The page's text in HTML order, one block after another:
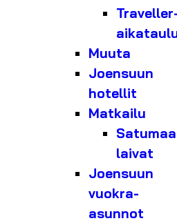
Muuta
Joensuun
hotellit
Matkailu
laivat
Joensuun
vuokra-
asunnot